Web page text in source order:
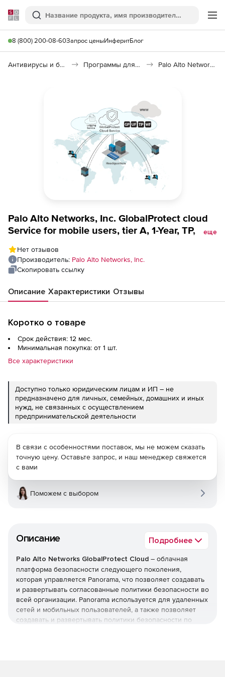
Softline
Поиск
8 (800) 200-08-60Запрос ценыИнферитБлог
Антивирусы и безопасность Программы для защиты информации Palo Alto Networks GlobalProtect Cloud
Palo Alto Networks, Inc. GlobalProtect cloud
Service for mobile users, tier A, 1-Year, TP, Url,
еще
Нет отзывов
Производитель: Palo Alto Networks, Inc.
Скопировать ссылку
Описание Характеристики Отзывы
Коротко о товаре
Срок действия: 12 мес.
Минимальная покупка: от 1 шт.
Все характеристики
Доступно только юридическим лицам и ИП – не
предназначено для личных, семейных, домашних и иных
нужд, не связанных с осуществлением
предпринимательской деятельности
Описание Подробнее
Palo Alto Networks GlobalProtect Cloud – облачная
платформа безопасности следующего поколения,
которая управляется Panorama, что позволяет создавать
и развертывать согласованные политики безопасности во
всей организации. Panorama используется для удаленных
сетей и мобильных пользователей, а также позволяет
создавать и развертывать политики безопасности по
В связи с особенностями поставок, мы не можем сказать
точную цену. Оставьте запрос, и наш менеджер свяжется
с вами
Поможем с выбором